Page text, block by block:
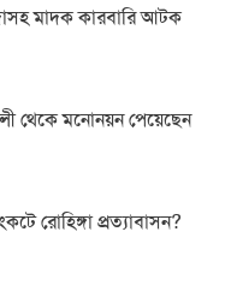
মাদক কারবারি আটক
থেকে মনোনয়ন পেয়েছেন
রোহিঙ্গা প্রত্যাবাসন?